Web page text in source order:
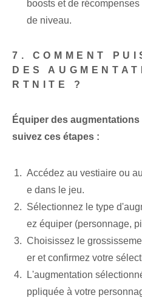
boosts et de
de niveau.
7. COMMENT
DES
RTNITE ?
Équiper des
suivez ces étapes :
Accédez au vestiaire ou
e dans le jeu.
Sélectionnez le type
ez équiper (personnage,
Choisissez le
er et confirmez votre
L'augmentation
ppliquée à votre